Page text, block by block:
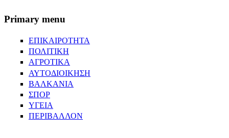
Primary menu
ΕΠΙΚΑΙΡΟΤΗΤΑ
ΠΟΛΙΤΙΚΗ
ΑΓΡΟΤΙΚΑ
ΑΥΤΟΔΙΟΙΚΗΣΗ
ΒΑΛΚΑΝΙΑ
ΣΠΟΡ
ΥΓΕΙΑ
ΠΕΡΙΒΑΛΛΟΝ